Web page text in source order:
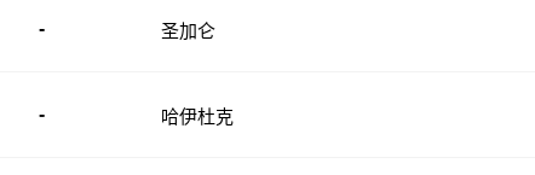
- 圣加仑